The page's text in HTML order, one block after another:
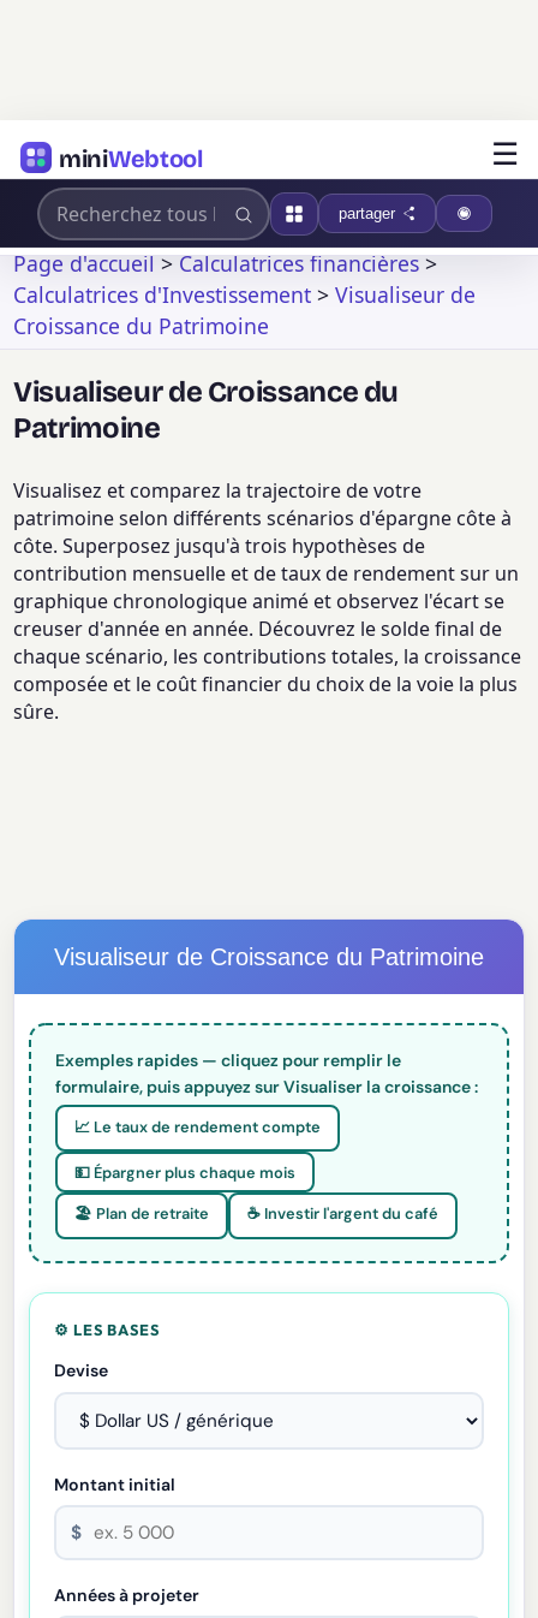
miniWebtool ☰
partager
Page d'accueil>Calculatrices financières>
Calculatrices d'Investissement >Visualiseur de
Croissance du Patrimoine
Visualiseur de Croissance du
Patrimoine
Visualisez et comparez la trajectoire de votre
patrimoine selon différents scénarios d'épargne côte à
côte. Superposez jusqu'à trois hypothèses de
contribution mensuelle et de taux de rendement sur un
graphique chronologique animé et observez l'écart se
creuser d'année en année. Découvrez le solde final de
chaque scénario, les contributions totales, la croissance
composée et le coût financier du choix de la voie la plus
sûre.
Visualiseur de Croissance du Patrimoine
Exemples rapides — cliquez pour remplir le
formulaire, puis appuyez sur Visualiser la croissance :
📈 Le taux de rendement compte
💵 Épargner plus chaque mois
🏖️ Plan de retraite ☕ Investir l'argent du café
⚙️ LES BASES
Devise
Montant initial
$
Années à projeter